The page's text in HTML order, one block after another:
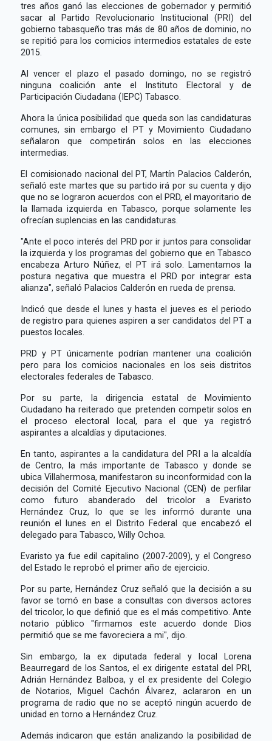
tres años ganó las elecciones de gobernador y permitió
sacar al Partido Revolucionario Institucional (PRI) del
gobierno tabasqueño tras más de 80 años de dominio, no
se repitió para los comicios intermedios estatales de este
2015.
Al vencer el plazo el pasado domingo, no se registró
ninguna coalición ante el Instituto Electoral y de
Participación Ciudadana (IEPC) Tabasco.
Ahora la única posibilidad que queda son las candidaturas
comunes, sin embargo el PT y Movimiento Ciudadano
señalaron que competirán solos en las elecciones
intermedias.
El comisionado nacional del PT, Martín Palacios Calderón,
señaló este martes que su partido irá por su cuenta y dijo
que no se lograron acuerdos con el PRD, el mayoritario de
la llamada izquierda en Tabasco, porque solamente les
ofrecían suplencias en las candidaturas.
"Ante el poco interés del PRD por ir juntos para consolidar
la izquierda y los programas del gobierno que en Tabasco
encabeza Arturo Núñez, el PT irá solo. Lamentamos la
postura negativa que muestra el PRD por integrar esta
alianza", señaló Palacios Calderón en rueda de prensa.
Indicó que desde el lunes y hasta el jueves es el periodo
de registro para quienes aspiren a ser candidatos del PT a
puestos locales.
PRD y PT únicamente podrían mantener una coalición
pero para los comicios nacionales en los seis distritos
electorales federales de Tabasco.
Por su parte, la dirigencia estatal de Movimiento
Ciudadano ha reiterado que pretenden competir solos en
el proceso electoral local, para el que ya registró
aspirantes a alcaldías y diputaciones.
En tanto, aspirantes a la candidatura del PRI a la alcaldía
de Centro, la más importante de Tabasco y donde se
ubica Villahermosa, manifestaron su inconformidad con la
decisión del Comité Ejecutivo Nacional (CEN) de perfilar
como futuro abanderado del tricolor a Evaristo
Hernández Cruz, lo que se les informó durante una
reunión el lunes en el Distrito Federal que encabezó el
delegado para Tabasco, Willy Ochoa.
Evaristo ya fue edil capitalino (2007-2009), y el Congreso
del Estado le reprobó el primer año de ejercicio.
Por su parte, Hernández Cruz señaló que la decisión a su
favor se tomó en base a consultas con diversos actores
del tricolor, lo que definió que es el más competitivo. Ante
notario público "firmamos este acuerdo donde Dios
permitió que se me favoreciera a mi", dijo.
Sin embargo, la ex diputada federal y local Lorena
Beaurregard de los Santos, el ex dirigente estatal del PRI,
Adrián Hernández Balboa, y el ex presidente del Colegio
de Notarios, Miguel Cachón Álvarez, aclararon en un
programa de radio que no se aceptó ningún acuerdo de
unidad en torno a Hernández Cruz.
Además indicaron que están analizando la posibilidad de